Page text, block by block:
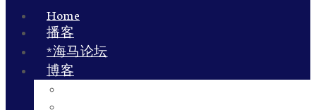
Home
播客
*海马论坛
博客